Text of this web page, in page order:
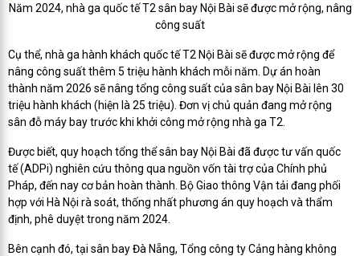
Năm 2024, nhà ga quốc tế T2 sân bay Nội Bài sẽ được mở rộng, nâng
công suất
Cụ thể, nhà ga hành khách quốc tế T2 Nội Bài sẽ được mở rộng để
nâng công suất thêm 5 triệu hành khách mỗi năm. Dự án hoàn
thành năm 2026 sẽ nâng tổng công suất của sân bay Nội Bài lên 30
triệu hành khách (hiện là 25 triệu). Đơn vị chủ quản đang mở rộng
sân đỗ máy bay trước khi khởi công mở rộng nhà ga T2.
Được biết, quy hoạch tổng thể sân bay Nội Bài đã được tư vấn quốc
tế (ADPi) nghiên cứu thông qua nguồn vốn tài trợ của Chính phủ
Pháp, đến nay cơ bản hoàn thành. Bộ Giao thông Vận tải đang phối
hợp với Hà Nội rà soát, thống nhất phương án quy hoạch và thẩm
định, phê duyệt trong năm 2024.
Bên cạnh đó, tại sân bay Đà Nẵng, Tổng công ty Cảng hàng không